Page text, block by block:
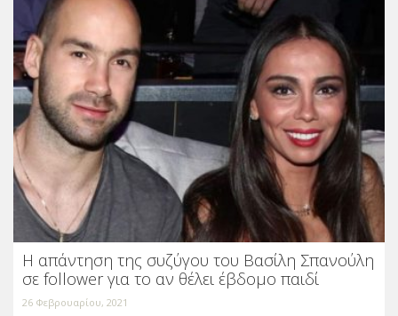
Η απάντηση της συζύγου του Βασίλη Σπανούλη
σε follower για το αν θέλει έβδομο παιδί
26 Φεβρουαρίου, 2021